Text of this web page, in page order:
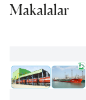
Makalalar